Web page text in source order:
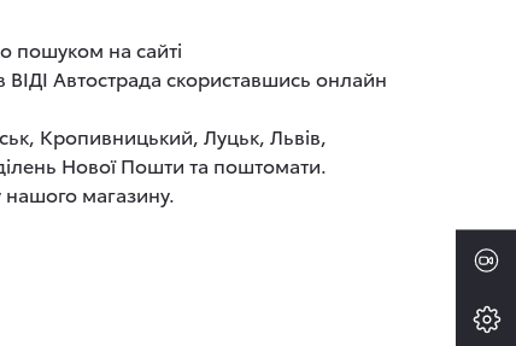
пошуком на сайті
Автострада скориставшись онлайн
Кропивницький, Луцьк, Львів,
Нової Пошти та поштомати.
нашого магазину.